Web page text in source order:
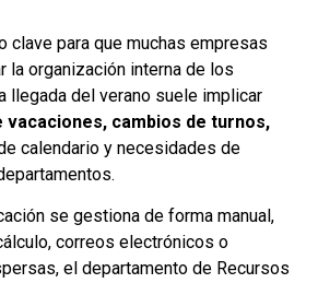
clave para que muchas empresas
la organización interna de los
llegada del verano suele implicar
vacaciones, cambios de turnos,
calendario y necesidades de
se gestiona de forma manual,
correos electrónicos o
el departamento de Recursos